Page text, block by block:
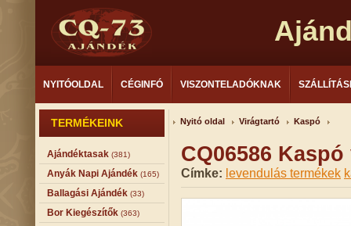
NYITÓOLDAL CÉGINFÓ VISZONTELADÓKNAK
TERMÉKEINK
Ajándéktasak (381)
Anyák Napi Ajándék (165)
Ballagási Ajándék (33)
Bor Kiegészítők (363)
Nyitó oldal Virágtartó Kaspó
CQ06586
Címke: levendulás termékek